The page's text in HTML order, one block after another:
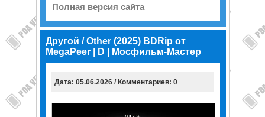
Полная версия сайта
Другой / Other (2025) BDRip от
MegaPeer | D | Мосфильм-Мастер
Дата: 05.06.2026 / Комментариев: 0